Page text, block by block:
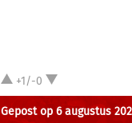
+1/-0
Gepost op 6 augustus